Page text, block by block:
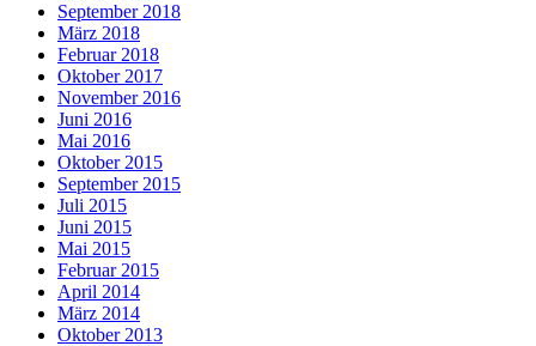
September 2018
März 2018
Februar 2018
Oktober 2017
November 2016
Juni 2016
Mai 2016
Oktober 2015
September 2015
Juli 2015
Juni 2015
Mai 2015
Februar 2015
April 2014
März 2014
Oktober 2013